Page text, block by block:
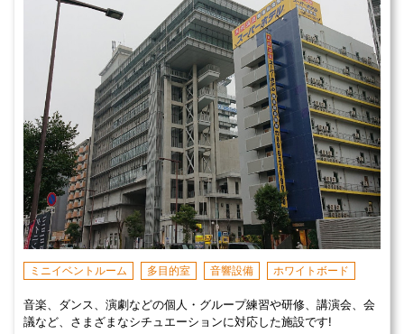
ミニイベントルーム 多目的室 音響設備 ホワイトボード
音楽、ダンス、演劇などの個人・グループ練習や研修、講演会、会
議など、さまざまなシチュエーションに対応した施設です!